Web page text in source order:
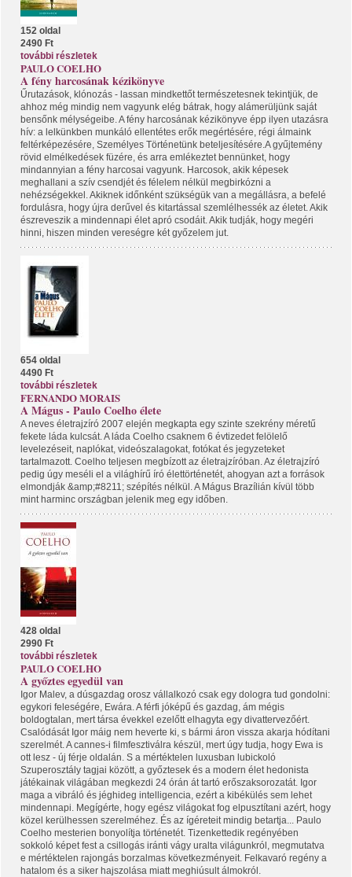
152 oldal
2490 Ft
további részletek
PAULO COELHO
A fény harcosának kézikönyve
Űrutazások, klónozás - lassan mindkettőt természetesnek tekintjük, de
ahhoz még mindig nem vagyunk elég bátrak, hogy alámerüljünk saját
bensőnk mélységeibe. A fény harcosának kézikönyve épp ilyen utazásra
hív: a lelkünkben munkáló ellentétes erők megértésére, régi álmaink
feltérképezésére, Személyes Történetünk beteljesítésére.A gyűjtemény
rövid elmélkedések füzére, és arra emlékeztet bennünket, hogy
mindannyian a fény harcosai vagyunk. Harcosok, akik képesek
meghallani a szív csendjét és félelem nélkül megbirkózni a
nehézségekkel. Akiknek időnként szükségük van a megállásra, a befelé
fordulásra, hogy újra derűvel és kitartással szemlélhessék az életet. Akik
észreveszik a mindennapi élet apró csodáit. Akik tudják, hogy megéri
hinni, hiszen minden vereségre két győzelem jut.
654 oldal
4490 Ft
további részletek
FERNANDO MORAIS
A Mágus - Paulo Coelho élete
A neves életrajzíró 2007 elején megkapta egy szinte szekrény méretű
fekete láda kulcsát. A láda Coelho csaknem 6 évtizedet felölelő
levelezéseit, naplókat, videószalagokat, fotókat és jegyzeteket
tartalmazott. Coelho teljesen megbízott az életrajzíróban. Az életrajzíró
pedig úgy meséli el a világhírű író élettörténetét, ahogyan azt a források
elmondják &amp;#8211; szépítés nélkül. A Mágus Brazílián kívül több
mint harminc országban jelenik meg egy időben.
428 oldal
2990 Ft
további részletek
PAULO COELHO
A győztes egyedül van
Igor Malev, a dúsgazdag orosz vállalkozó csak egy dologra tud gondolni:
egykori feleségére, Ewára. A férfi jóképű és gazdag, ám mégis
boldogtalan, mert társa évekkel ezelőtt elhagyta egy divattervezőért.
Csalódását Igor máig nem heverte ki, s bármi áron vissza akarja hódítani
szerelmét. A cannes-i filmfesztiválra készül, mert úgy tudja, hogy Ewa is
ott lesz - új férje oldalán. S a mértéktelen luxusban lubickoló
Szuperosztály tagjai között, a győztesek és a modern élet hedonista
játékainak világában megkezdi 24 órán át tartó erőszaksorozatát. Igor
maga a vibráló és jéghideg intelligencia, ezért a kibékülés sem lehet
mindennapi. Megígérte, hogy egész világokat fog elpusztítani azért, hogy
közel kerülhessen szerelméhez. És az ígéreteit mindig betartja... Paulo
Coelho mesterien bonyolítja történetét. Tizenkettedik regényében
sokkoló képet fest a csillogás iránti vágy uralta világunkról, megmutatva
e mértéktelen rajongás borzalmas következményeit. Felkavaró regény a
hatalom és a siker hajszolása miatt meghiúsult álmokról.